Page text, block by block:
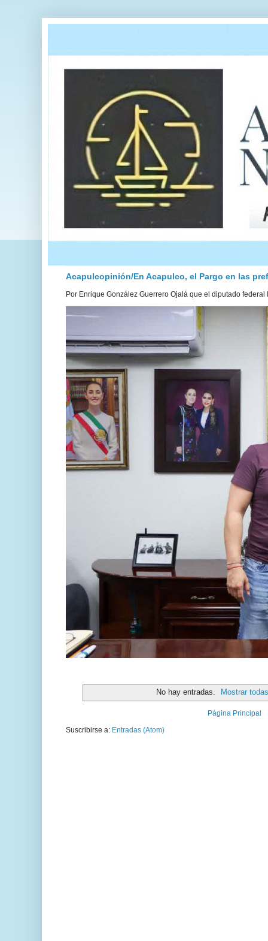
Acapulcopinión/En Acapulco, el Pargo en las
Por Enrique González Guerrero Ojalá que el diputado
No hay entradas. Mostrar
Página Principal
Suscribirse a: Entradas (Atom)